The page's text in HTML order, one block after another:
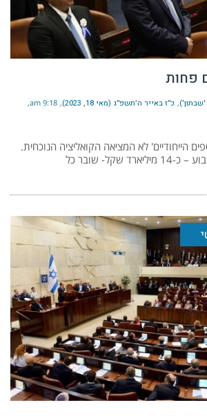
פחות
כ״ז באייר ה׳תשפ״ג (מאי 18, 2023) 9:18 am
הייחודיים' לא המציאה הקואליציה הנוכחית.
שקל- שובר כל